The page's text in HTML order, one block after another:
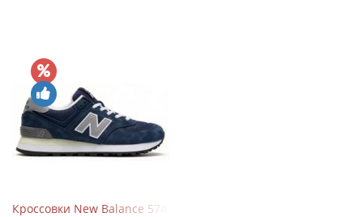
Кроссовки New Balance 574 Classic Blue Grey